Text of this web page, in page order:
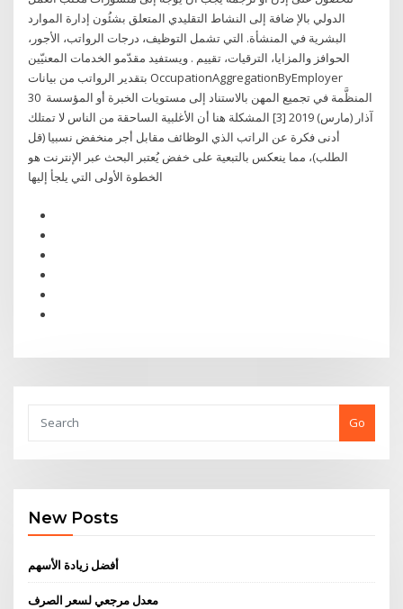
الدولي بالإ ضافة إلى النشاط التقليدي المتعلق بشئُون إدارة الموارد
البشرية في المنشأة. التي تشمل التوظيف، درجات الرواتب، الأجور،
الحوافز والمزايا، الترقيات، تقييم . ويستفيد مقدّمو الخدمات المعنيّين
بتقدير الرواتب من بيانات OccupationAggregationByEmployer
المنظَّمة في تجميع المهن بالاستناد إلى مستويات الخبرة أو المؤسسة 30
آذار (مارس) 2019 [3] المشكلة هنا أن الأغلبية الساحقة من الناس لا تمتلك
أدنى فكرة عن الراتب الذي الوظائف مقابل أجر منخفض نسبيا (قل
الطلب)، مما ينعكس بالتبعية على خفض يُعتبر البحث عبر الإنترنت هو
الخطوة الأولى التي يلجأ إليها
Go
New Posts
أفضل زيادة الأسهم
معدل مرجعي لسعر الصرف